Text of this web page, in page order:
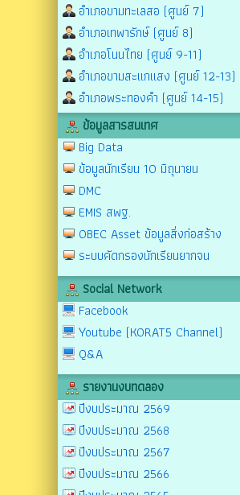
อำเภอขามทะเลสอ (ศูนย์ 7)
อำเภอเทพารักษ์ (ศูนย์ 8)
อำเภอโนนไทย (ศูนย์ 9-11)
อำเภอขามสะแกแสง (ศูนย์ 12-13)
อำเภอพระทองคำ (ศูนย์ 14-15)
ข้อมูลสารสนเทศ
Big Data
ข้อมูลนักเรียน 10 มิถุนายน
DMC
EMIS สพฐ.
OBEC Asset ข้อมูลสิ่งก่อสร้าง
ระบบคัดกรองนักเรียนยากจน
Social Network
Facebook
Youtube (KORAT5 Channel)
Q&A
รายงานงบทดลอง
ปีงบประมาณ 2569
ปีงบประมาณ 2568
ปีงบประมาณ 2567
ปีงบประมาณ 2566